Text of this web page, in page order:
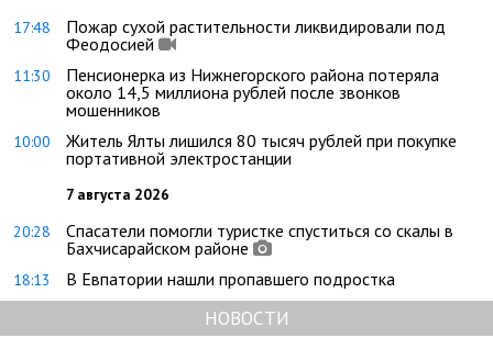
17:48
Пожар сухой растительности ликвидировали под
Феодосией
11:30
Пенсионерка из Нижнегорского района потеряла
около 14,5 миллиона рублей после звонков
мошенников
10:00
Житель Ялты лишился 80 тысяч рублей при покупке
портативной электростанции
7 августа 2026
20:28
Спасатели помогли туристке спуститься со скалы в
Бахчисарайском районе
18:13 В Евпатории нашли пропавшего подростка
НОВОСТИ